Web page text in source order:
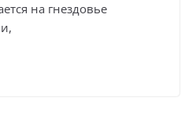
на гнездовье